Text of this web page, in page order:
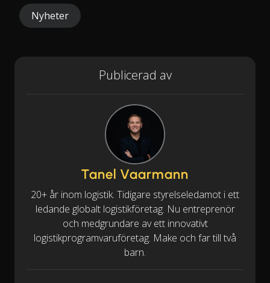
Nyheter
Publicerad av
Tanel Vaarmann
20+ år inom logistik. Tidigare styrelseledamot i ett
ledande globalt logistikföretag. Nu entreprenör
och medgrundare av ett innovativt
logistikprogramvaruföretag. Make och far till två
barn.